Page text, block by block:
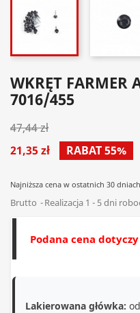
WKRĘT FARMER
7016/455
47,44 zł
21,35 zł
RABAT 55%
Najniższa cena w ostatnich 30
Brutto Realizacja 1 - 5 dni
Podana cena
Lakierowana główka: